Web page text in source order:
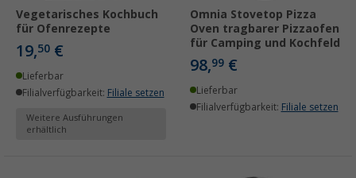
Vegetarisches Kochbuch
für Ofenrezepte
19,50 €
Lieferbar
Filialverfügbarkeit: Filiale setzen
Weitere Ausführungen
erhältlich
Omnia Stovetop Pizza
Oven tragbarer Pizzaofen
für Camping und Kochfeld
98,99 €
Lieferbar
Filialverfügbarkeit: Filiale setzen